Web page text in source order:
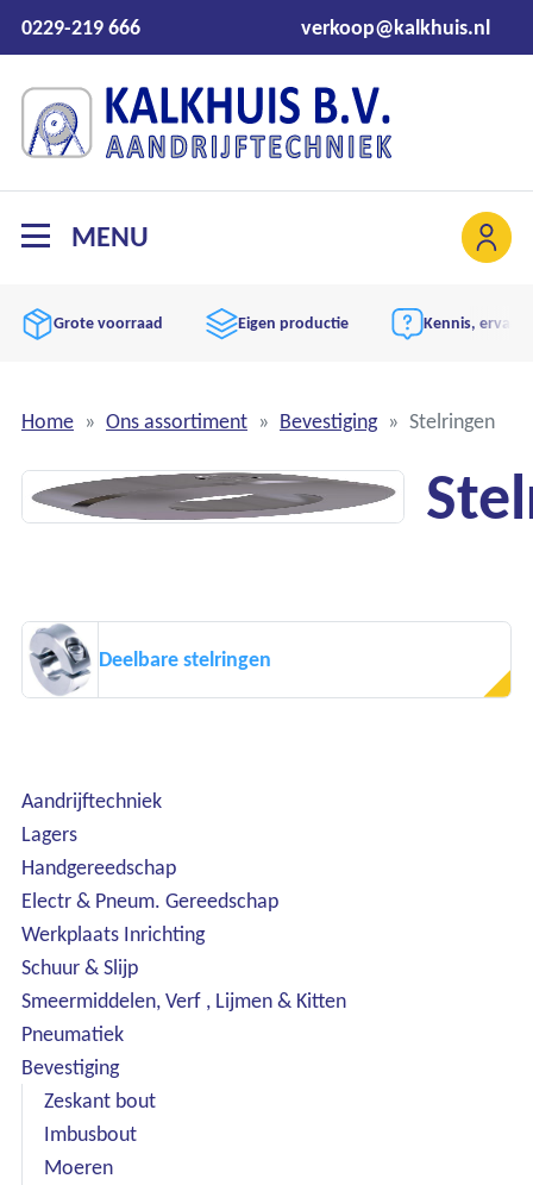
0229-219 666 verkoop@kalkhuis.nl
MENU
Eigen productie Kennis, ervaring en advies
Home Ons assortiment Bevestiging Stelringen
Deelbare stelringen
Aandrijftechniek
Lagers
Handgereedschap
Electr & Pneum. Gereedschap
Werkplaats Inrichting
Schuur & Slijp
Smeermiddelen, Verf , Lijmen & Kitten
Pneumatiek
Bevestiging
Zeskant bout
Imbusbout
Moeren